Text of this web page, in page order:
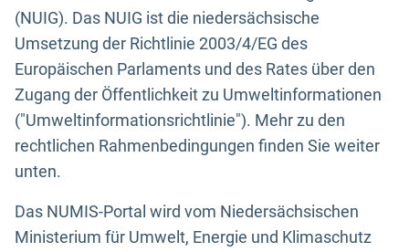
(NUIG). Das NUIG ist die niedersächsische
Umsetzung der Richtlinie 2003/4/EG des
Europäischen Parlaments und des Rates über den
Zugang der Öffentlichkeit zu Umweltinformationen
("Umweltinformationsrichtlinie"). Mehr zu den
rechtlichen Rahmenbedingungen finden Sie weiter
unten.
Das NUMIS-Portal wird vom Niedersächsischen
Ministerium für Umwelt, Energie und Klimaschutz